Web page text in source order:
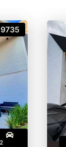
9735
2